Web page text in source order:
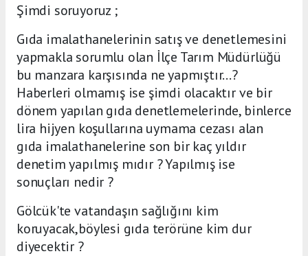
Şimdi soruyoruz ;
Gıda imalathanelerinin satış ve denetlemesini
yapmakla sorumlu olan İlçe Tarım Müdürlüğü
bu manzara karşısında ne yapmıştır...?
Haberleri olmamış ise şimdi olacaktır ve bir
dönem yapılan gıda denetlemelerinde, binlerce
lira hijyen koşullarına uymama cezası alan
gıda imalathanelerine son bir kaç yıldır
denetim yapılmış mıdır ? Yapılmış ise
sonuçları nedir ?
Gölcük'te vatandaşın sağlığını kim
koruyacak,böylesi gıda terörüne kim dur
diyecektir ?